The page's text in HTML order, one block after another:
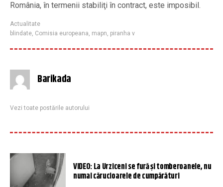
România, în termenii stabiliţi în contract, este imposibil.
Actualitate
blindate, Comisia europeana, mapn, piranha v
Barikada
Vezi toate postările autorului
VIDEO: La Urziceni se fură și tomberoanele, nu
numai cărucioarele de cumpărături